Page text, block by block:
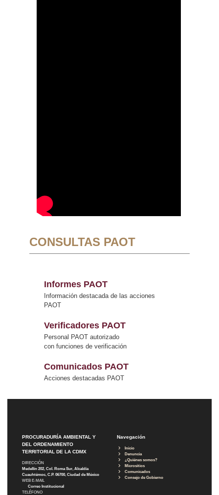
CONSULTAS PAOT
Informes PAOT
Información destacada de las acciones
PAOT
Verificadores PAOT
Personal PAOT autorizado
con funciones de verificación
Comunicados PAOT
Acciones destacadas PAOT
PROCURADURÍA AMBIENTAL Y
DEL ORDENAMIENTO
TERRITORIAL DE LA CDMX
DIRECCIÓN
Medellín 202, Col. Roma Sur, Alcaldía
Cuauhtémoc, C.P. 06700, Ciudad de México
WEB E-MAIL
Correo Institucional
TELÉFONO
Navegación
Inicio
Denuncia
¿Quiénes somos?
Micrositios
Comunicados
Consejo de Gobierno